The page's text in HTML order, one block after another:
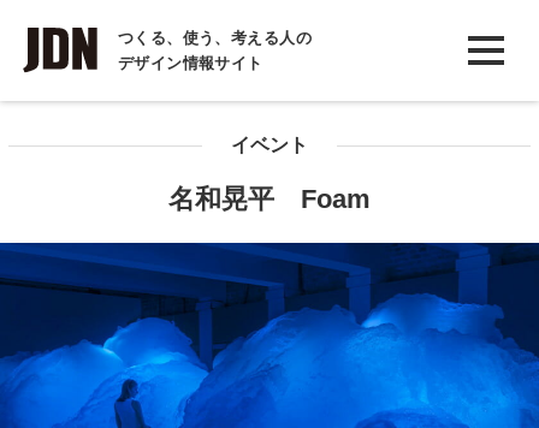
つくる、使う、考える人の
デザイン情報サイト
INTERVIEW
インタビュー
コラム
イベント
名和晃平 Foam